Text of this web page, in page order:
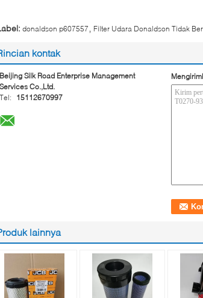
donaldson p607557 Filter Udara Donaldson Tidak
kontak
Beijing Silk Road Enterprise Management
Services Co.,Ltd.
Tel:
15112670997
lainnya